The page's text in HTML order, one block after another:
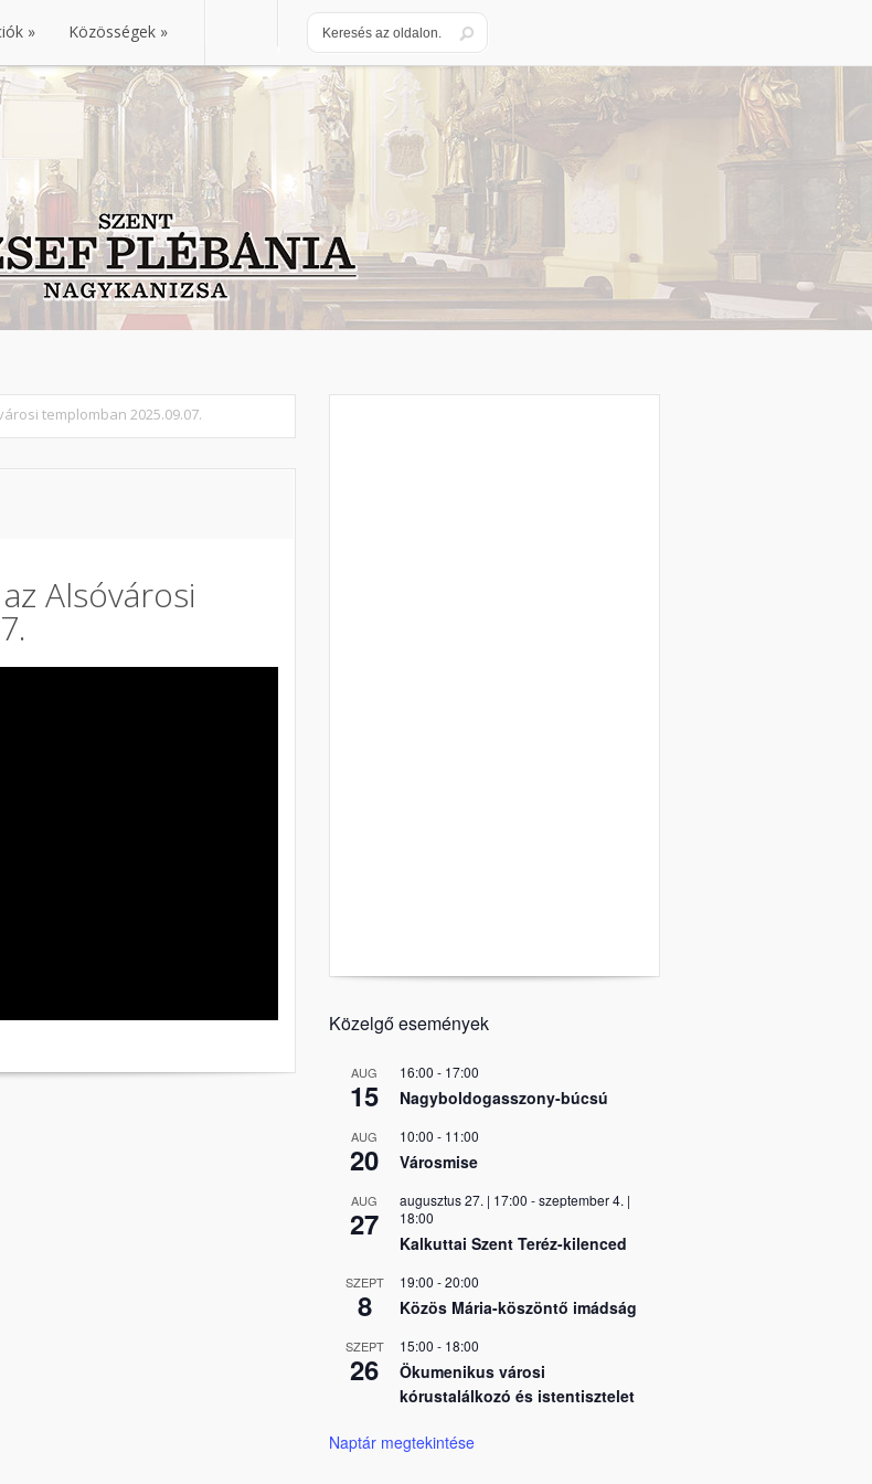
Közösségek
Közösségek
templomban 2025.09.07.
Alsóvárosi
Közelgő események
AUG
15
16:00 - 17:00
Nagyboldogasszony-búcsú
AUG
20
10:00 - 11:00
Városmise
AUG
27
augusztus 27. | 17:00 -szeptember 4. |
18:00
Kalkuttai Szent Teréz-kilenced
SZEPT
8
19:00 -20:00
Közös Mária-köszöntő imádság
SZEPT
26
15:00 - 18:00
Ökumenikus városi
kórustalálkozó és istentisztelet
Naptár megtekintése